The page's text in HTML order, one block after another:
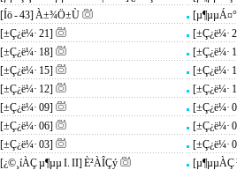
[Íö - 43] À±¾Ö±Ù
[±Ç¿ë¼· 21]
[±Ç¿ë¼·
[±Ç¿ë¼· 18]
[±Ç¿ë¼·
[±Ç¿ë¼· 15]
[±Ç¿ë¼·
[±Ç¿ë¼· 12]
[±Ç¿ë¼·
[±Ç¿ë¼· 09]
[±Ç¿ë¼·
[±Ç¿ë¼· 06]
[±Ç¿ë¼·
[±Ç¿ë¼· 03]
[±Ç¿ë¼·
[¿©¸íÀÇ µ¶µµ I. II] È²ÀÎÇý
[µ¶µµÀÇ